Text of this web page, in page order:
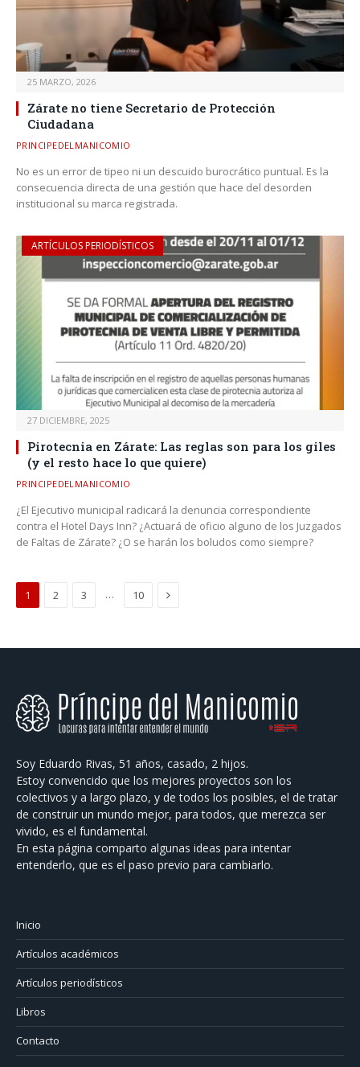
25 MARZO, 2026
Zárate no tiene Secretario de Protección
Ciudadana
PRINCIPEDELMANICOMIO
No es un error de tipeo ni un descuido burocrático puntual. Es la
consecuencia directa de una gestión que hace del desorden
institucional su marca registrada.
ARTÍCULOS PERIODÍSTICOS
27 DICIEMBRE, 2025
Pirotecnia en Zárate: Las reglas son para los giles
(y el resto hace lo que quiere)
PRINCIPEDELMANICOMIO
¿El Ejecutivo municipal radicará la denuncia correspondiente
contra el Hotel Days Inn? ¿Actuará de oficio alguno de los Juzgados
de Faltas de Zárate? ¿O se harán los boludos como siempre?
1 2 3 … 10 Next
Soy Eduardo Rivas, 51 años, casado, 2 hijos.
Estoy convencido que los mejores proyectos son los
colectivos y a largo plazo, y de todos los posibles, el de tratar
de construir un mundo mejor, para todos, que merezca ser
vivido, es el fundamental.
En esta página comparto algunas ideas para intentar
entenderlo, que es el paso previo para cambiarlo.
Inicio
Artículos académicos
Artículos periodísticos
Libros
Contacto